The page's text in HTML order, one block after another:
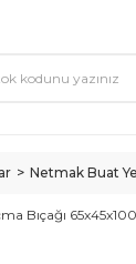
Netmak Buat